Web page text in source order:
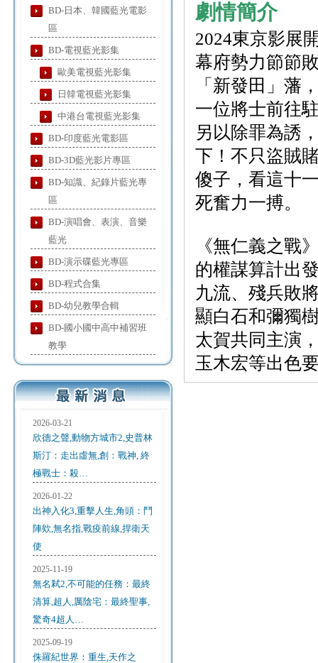
BD-日本、韓國藍光電影
區
BD-電視藍光影集
歐美電視藍光影集
日韓電視藍光影集
中港台電視藍光影集
BD-印度藍光電影區
BD-3D藍光影片專區
BD-知識、紀錄片藍光專
區
BD-演唱會、表演、音樂
藍光
BD-演示碟藍光專區
BD-程式合集
BD-幼兒教學合輯
BD-國小國中高中補習班
教學
2026-03-21
欣德之聲,動物方城市2,史普林
斯汀：走出虛無,創：戰神, 終
極戰士：殺…
2026-01-22
出神入化3,重擊人生,角頭：鬥
陣欸,無名指,戰疫前線,捍衛天
使
2025-11-19
無名弒2,不可能的任務：最終
清算,超人,厲陰宅：最終聖事,
驚奇4超人…
2025-09-19
侏羅紀世界：重生,天作之
劇情簡介
2024東京影展
幕府勢力節節
「新發田」藩
一位將士前往
另以除罪為誘
下！不只盜賊
傻子，看這十
死奮力一搏。
《無仁義之戰
的權謀算計出
九流、殘兵敗
顯白石和彌獨
太賀共同主演
玉木宏等出色